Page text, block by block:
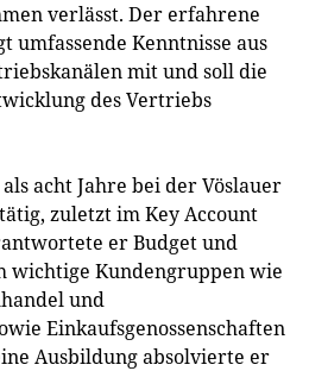
verlässt. Der erfahrene
Kenntnisse aus
mit und soll die
des Vertriebs
acht Jahre bei der Vöslauer
zuletzt im Key Account
er Budget und
wichtige Kundengruppen wie
und
Einkaufsgenossenschaften
Ausbildung absolvierte er